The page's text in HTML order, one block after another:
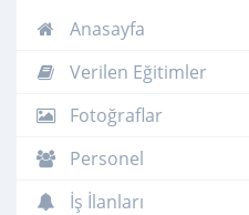
Anasayfa
Verilen Eğitimler
Fotoğraflar
Personel
İş İlanları